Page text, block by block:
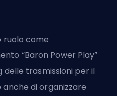
ruolo come
“Baron Power Play”
trasmissioni per il
anche di organizzare